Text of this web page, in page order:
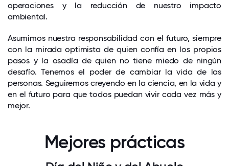
operaciones y la reducción de nuestro impacto
ambiental.
Asumimos nuestra responsabilidad con el futuro, siempre
con la mirada optimista de quien confía en los propios
pasos y la osadía de quien no tiene miedo de ningún
desafío. Tenemos el poder de cambiar la vida de las
personas. Seguiremos creyendo en la ciencia, en la vida y
en el futuro para que todos puedan vivir cada vez más y
mejor.
Mejores prácticas